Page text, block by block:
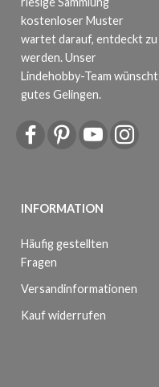
kostenloser Muster
wartet darauf, entdeckt zu
werden. Unser
Lindehobby-Team wünscht
gutes Gelingen.
INFORMATION
Häufig gestellten
Fragen
Versandinformationen
Kauf widerrufen